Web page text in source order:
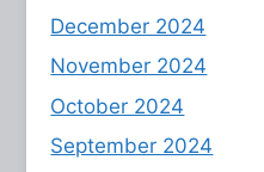
December 2024
November 2024
October 2024
September 2024